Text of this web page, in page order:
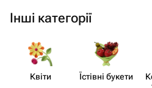
Інші категорії
Квіти Їстівні букети